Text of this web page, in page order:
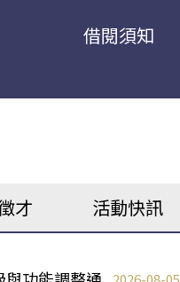
借閱須知
才 活動快訊